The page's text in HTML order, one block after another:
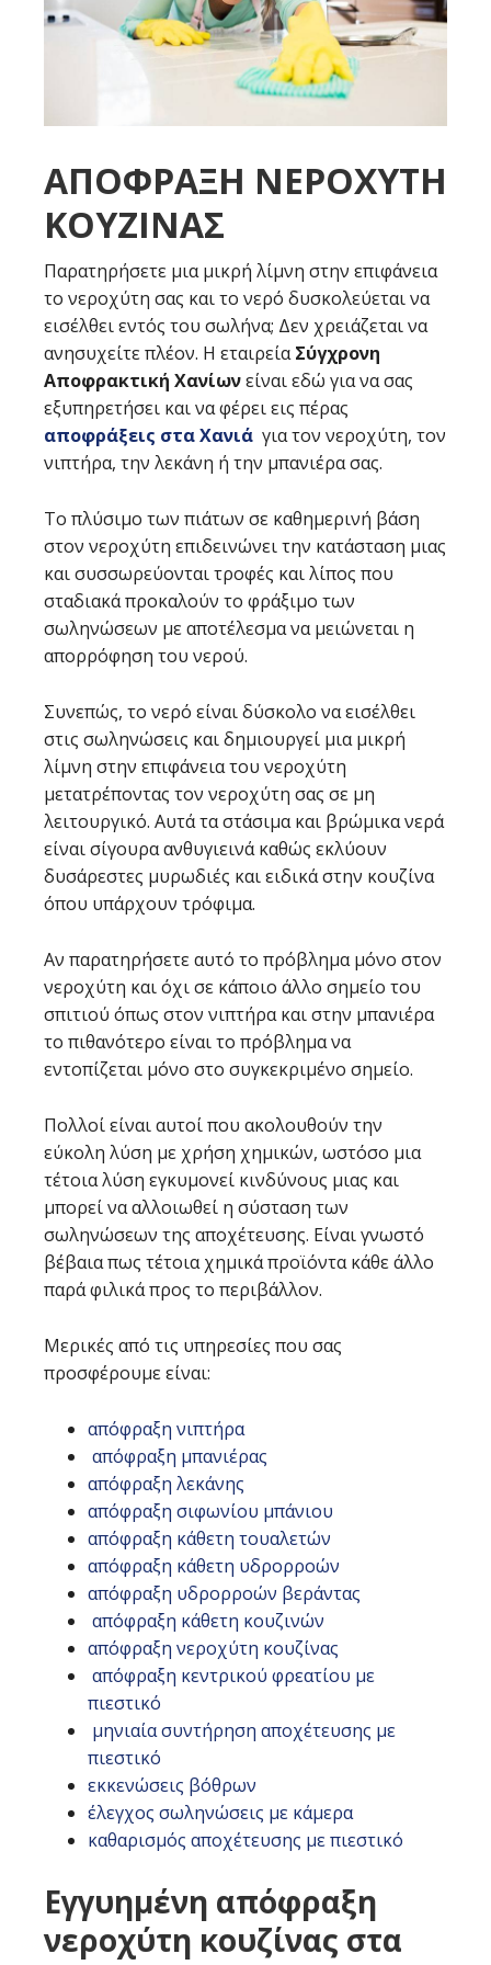
ΑΠΟΦΡΑΞΗ ΝΕΡΟΧΥΤΗ
ΚΟΥΖΙΝΑΣ
Παρατηρήσετε μια μικρή λίμνη στην επιφάνεια
το νεροχύτη σας και το νερό δυσκολεύεται να
εισέλθει εντός του σωλήνα; Δεν χρειάζεται να
ανησυχείτε πλέον. Η εταιρείαΣύγχρονη
Αποφρακτική Χανίωνείναι εδώ για να σας
εξυπηρετήσει και να φέρει εις πέρας
αποφράξεις στα Χανιά για τον νεροχύτη, τον
νιπτήρα, την λεκάνη ή την μπανιέρα σας.
Το πλύσιμο των πιάτων σε καθημερινή βάση
στον νεροχύτη επιδεινώνει την κατάσταση μιας
και συσσωρεύονται τροφές και λίπος που
σταδιακά προκαλούν το φράξιμο των
σωληνώσεων με αποτέλεσμα να μειώνεται η
απορρόφηση του νερού.
Συνεπώς, το νερό είναι δύσκολο να εισέλθει
στις σωληνώσεις και δημιουργεί μια μικρή
λίμνη στην επιφάνεια του νεροχύτη
μετατρέποντας τον νεροχύτη σας σε μη
λειτουργικό. Αυτά τα στάσιμα και βρώμικα νερά
είναι σίγουρα ανθυγιεινά καθώς εκλύουν
δυσάρεστες μυρωδιές και ειδικά στην κουζίνα
όπου υπάρχουν τρόφιμα.
Αν παρατηρήσετε αυτό το πρόβλημα μόνο στον
νεροχύτη και όχι σε κάποιο άλλο σημείο του
σπιτιού όπως στον νιπτήρα και στην μπανιέρα
το πιθανότερο είναι το πρόβλημα να
εντοπίζεται μόνο στο συγκεκριμένο σημείο.
Πολλοί είναι αυτοί που ακολουθούν την
εύκολη λύση με χρήση χημικών, ωστόσο μια
τέτοια λύση εγκυμονεί κινδύνους μιας και
μπορεί να αλλοιωθεί η σύσταση των
σωληνώσεων της αποχέτευσης. Είναι γνωστό
βέβαια πως τέτοια χημικά προϊόντα κάθε άλλο
παρά φιλικά προς το περιβάλλον.
Μερικές από τις υπηρεσίες που σας
προσφέρουμε είναι:
απόφραξη νιπτήρα
απόφραξη μπανιέρας
απόφραξη λεκάνης
απόφραξη σιφωνίου μπάνιου
απόφραξη κάθετη τουαλετών
απόφραξη κάθετη υδρορροών
απόφραξη υδρορροών βεράντας
απόφραξη κάθετη κουζινών
απόφραξη νεροχύτη κουζίνας
απόφραξη κεντρικού φρεατίου με
πιεστικό
μηνιαία συντήρηση αποχέτευσης με
πιεστικό
εκκενώσεις βόθρων
έλεγχος σωληνώσεις με κάμερα
καθαρισμός αποχέτευσης με πιεστικό
Εγγυημένη απόφραξη
νεροχύτη κουζίνας στα